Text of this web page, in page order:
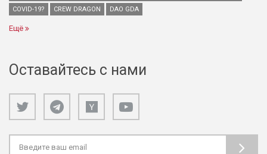
COVID-19?
CREW DRAGON DAO GDA
Ещё
Оставайтесь с нами